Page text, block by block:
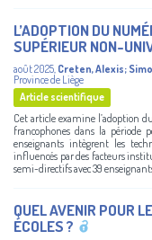
L’ADOPTION DU
SUPÉRIEUR NON-
août 2025 Creten, Alexis;
Province de Liège
Article scientifique
Cet article examine l’adoption
francophones dans la période
enseignants intègrent les
influencés par des facteurs
semi-directifs avec 39 enseignants
QUEL AVENIR POUR
ÉCOLES ?